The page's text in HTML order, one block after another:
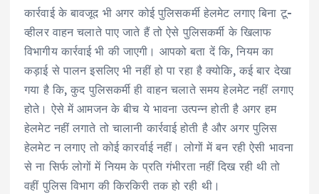
कार्रवाई के बावजूद भी अगर कोई पुलिसकर्मी हेलमेट लगाए बिना टू-
व्हीलर वाहन चलाते पाए जाते हैं तो ऐसे पुलिसकर्मी के खिलाफ
विभागीय कार्रवाई भी की जाएगी। आपको बता दें कि, नियम का
कड़ाई से पालन इसलिए भी नहीं हो पा रहा है क्योकि, कई बार देखा
गया है कि, कुद पुलिसकर्मी ही वाहन चलाते समय हेलमेट नहीं लगाए
होते। ऐसे में आमजन के बीच ये भावना उत्पन्न होती है अगर हम
हेलमेट नहीं लगाते तो चालानी कार्रवाई होती है और अगर पुलिस
हेलमेट न लगाए तो कोई कारर्वाई नहीं। लोगों में बन रही ऐसी भावना
से ना सिर्फ लोगों में नियम के प्रति गंभीरता नहीं दिख रही थी तो
वहीं पुलिस विभाग की किरकिरी तक हो रही थी।